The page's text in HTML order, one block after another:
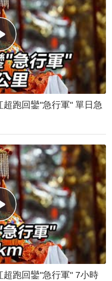
回鑾"急行軍" 單日急
跑回鑾"急行軍" 7小時